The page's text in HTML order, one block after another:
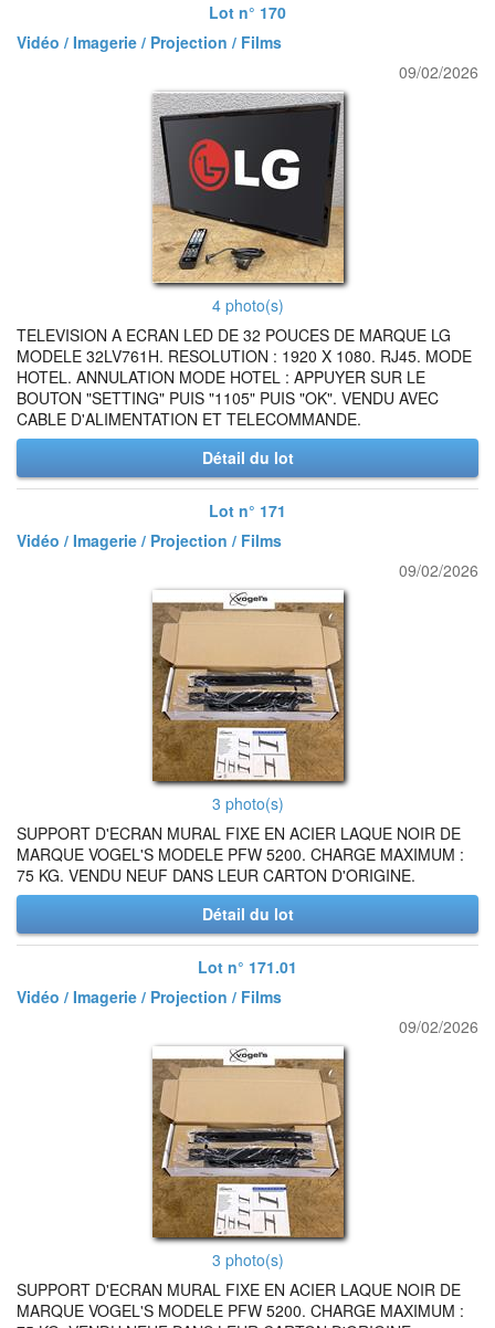
Lot n° 170
Vidéo / Imagerie / Projection / Films
09/02/2026
4 photo(s)
TELEVISION A ECRAN LED DE 32 POUCES DE MARQUE LG
MODELE 32LV761H. RESOLUTION : 1920 X 1080. RJ45. MODE
HOTEL. ANNULATION MODE HOTEL : APPUYER SUR LE
BOUTON "SETTING" PUIS "1105" PUIS "OK". VENDU AVEC
CABLE D'ALIMENTATION ET TELECOMMANDE.
Détail du lot
Lot n° 171
Vidéo / Imagerie / Projection / Films
09/02/2026
3 photo(s)
SUPPORT D'ECRAN MURAL FIXE EN ACIER LAQUE NOIR DE
MARQUE VOGEL'S MODELE PFW 5200. CHARGE MAXIMUM :
75 KG. VENDU NEUF DANS LEUR CARTON D'ORIGINE.
Détail du lot
Lot n° 171.01
Vidéo / Imagerie / Projection / Films
09/02/2026
3 photo(s)
SUPPORT D'ECRAN MURAL FIXE EN ACIER LAQUE NOIR DE
MARQUE VOGEL'S MODELE PFW 5200. CHARGE MAXIMUM :